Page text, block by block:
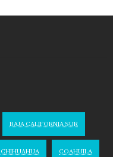
BAJA CALIFORNIA SUR
CHIHUAHUA COAHUILA